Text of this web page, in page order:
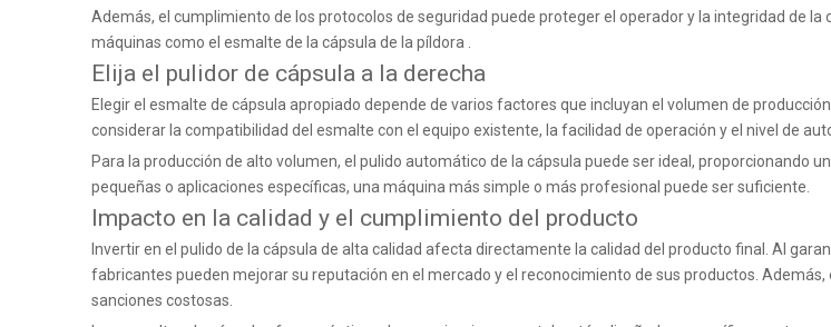
Además, el cumplimiento de los protocolos de seguridad puede proteger el operador y la integridad de
máquinas como el esmalte de la cápsula de la píldora
Elija el pulidor de cápsula a la derecha
Elegir el esmalte de cápsula apropiado depende de varios factores que incluyan el volumen de
considerar la compatibilidad del esmalte con el equipo existente, la facilidad de operación y el nivel de
Para la producción de alto volumen, el pulido automático de la cápsula puede ser ideal, proporcionando
pequeñas o aplicaciones específicas, una máquina más simple o más profesional puede ser suficiente.
Impacto en la calidad y el cumplimiento del producto
Invertir en el pulido de la cápsula de alta calidad afecta directamente la calidad del producto final. Al
fabricantes pueden mejorar su reputación en el mercado y el reconocimiento de sus productos.
sanciones costosas.